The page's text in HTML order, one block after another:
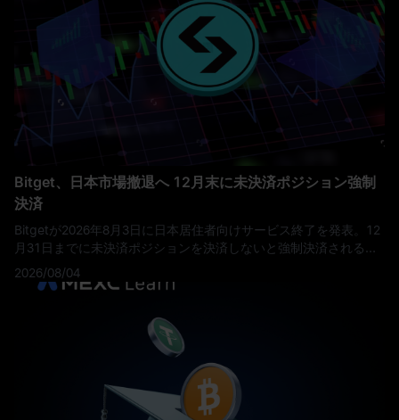
れています。
これは単なる通常のテスラの決算発表日ではありま
せん。テスラはすでに予想を上回る納車実績を報告しています。
2026年第2四半期において、同社は451,758台の車両を生産し、
480,126台を納車、13.5 GWhのエネルギー貯蔵製品を展開しまし
た。
トレーダーにとっての重要な疑問は、テスラがより多くの車
両を納車したかどうかではありません。それはすでに知られてい
ます。本当の疑問は、その納車が十分に有益であったかどうか、
エネルギー貯蔵の成長がテスラのより広いストーリーをサポート
の投資が単なる「物語」から測定可能なビジネスの進歩へと移行
していることを示せるかどうかです。
Bitget、日本市場撤退へ 12月末に未決済ポジション強制
決済
Bitgetが2026年8月3日に日本居住者向けサービス終了を発表。12
月31日までに未決済ポジションを決済しないと強制決済されるた
め、資産保有者は期限までの対応が必要です。
2026/08/04